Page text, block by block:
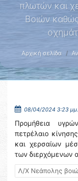
πλωτών και
Βοιών
Αρχική σελίδα
08/04/2024 3:23 μμ.
Προμήθεια
πετρέλαιο
και χερσαίων
των διερχόμενων
Λ/Χ Νεάπολης